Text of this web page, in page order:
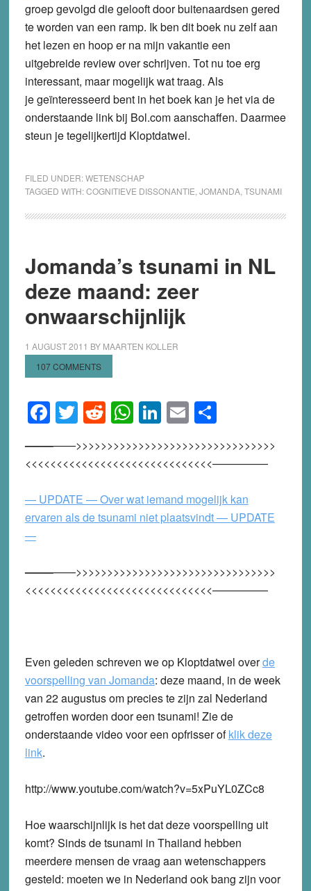
groep gevolgd die gelooft door buitenaardsen gered
te worden van een ramp. Ik ben dit boek nu zelf aan
het lezen en hoop er na mijn vakantie een
uitgebreide review over schrijven. Tot nu toe erg
interessant, maar mogelijk wat traag. Als
je geïnteresseerd bent in het boek kan je het via de
onderstaande link bij Bol.com aanschaffen. Daarmee
steun je tegelijkertijd Kloptdatwel.
FILED UNDER:WETENSCHAP
TAGGED WITH:COGNITIEVE DISSONANTIE,JOMANDA,TSUNAMI
Jomanda’s tsunami in NL
deze maand: zeer
onwaarschijnlijk
1 AUGUST 2011 BY MAARTEN KOLLER
107 COMMENTS
Facebook
Twitter
Reddit
WhatsApp
LinkedIn
EmailShare
——–——>>>>>>>>>>>>>>>>>>>>>>>>>>>>>>>>
<<<<<<<<<<<<<<<<<<<<<<<<<<<<<<—————
— UPDATE — Over wat iemand mogelijk kan
ervaren als de tsunami niet plaatsvindt — UPDATE
—
——–——>>>>>>>>>>>>>>>>>>>>>>>>>>>>>>>>
<<<<<<<<<<<<<<<<<<<<<<<<<<<<<<—————
Even geleden schreven we op Kloptdatwel overde
voorspelling van Jomanda: deze maand, in de week
van 22 augustus om precies te zijn zal Nederland
getroffen worden door een tsunami! Zie de
onderstaande video voor een opfrisser ofklik deze
link.
http://www.youtube.com/watch?v=5xPuYL0ZCc8
Hoe waarschijnlijk is het dat deze voorspelling uit
komt? Sinds de tsunami in Thailand hebben
meerdere mensen de vraag aan wetenschappers
gesteld: moeten we in Nederland ook bang zijn voor